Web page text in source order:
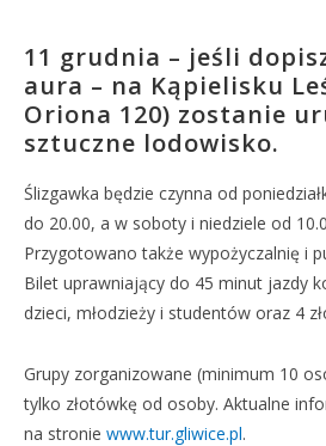
11 grudnia – jeśli
aura – na Kąpielisku
Oriona 120) zostanie
sztuczne lodowisko.
Ślizgawka będzie czynna od
do 20.00, a w soboty i niedziele od
Przygotowano także wypożyczalnię i
Bilet uprawniający do 45 minut jazdy
dzieci, młodzieży i studentów oraz 4
Grupy zorganizowane (minimum 10
tylko złotówkę od osoby. Aktualne
na stronie www.tur.gliwice.pl.